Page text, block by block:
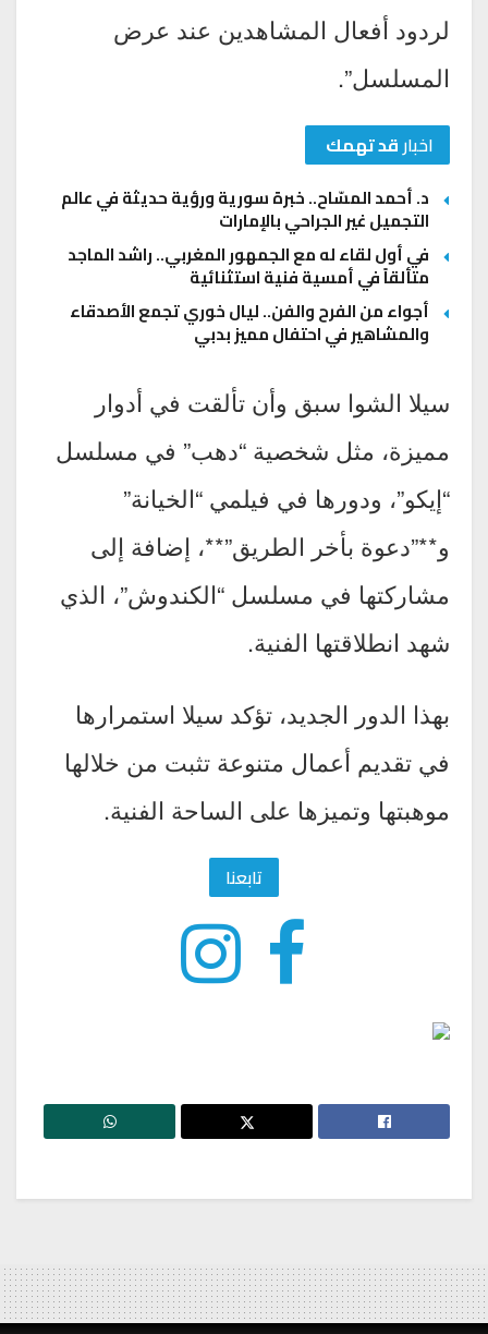
لردود أفعال المشاهدين عند عرض
المسلسل”.
اخبارقد تهمك
د. أحمد المسّاح.. خبرة سورية ورؤية حديثة في عالم
التجميل غير الجراحي بالإمارات
في أول لقاء له مع الجمهور المغربي.. راشد الماجد
متألقاً في أمسية فنية استثنائية
أجواء من الفرح والفن.. ليال خوري تجمع الأصدقاء
والمشاهير في احتفال مميز بدبي
سيلا الشوا سبق وأن تألقت في أدوار
مميزة، مثل شخصية “دهب” في مسلسل
“إيكو”، ودورها في فيلمي “الخيانة”
و**”دعوة بأخر الطريق”**، إضافة إلى
مشاركتها في مسلسل “الكندوش”، الذي
شهد انطلاقتها الفنية.
بهذا الدور الجديد، تؤكد سيلا استمرارها
في تقديم أعمال متنوعة تثبت من خلالها
موهبتها وتميزها على الساحة الفنية.
تابعنا